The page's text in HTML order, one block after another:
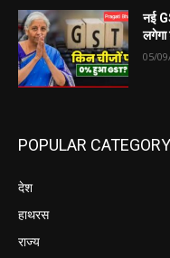
नई
लगेगा
05/
POPULAR CATEGORY
देश
हाथरस
राज्य